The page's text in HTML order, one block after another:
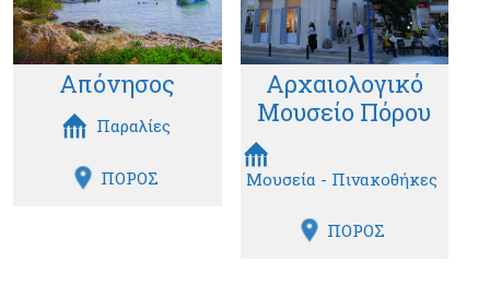
Απόνησος
Παραλίες
ΠΟΡΟΣ
Αρχαιολογικό
Μουσείο Πόρου
Μουσεία - Πινακοθήκες
ΠΟΡΟΣ